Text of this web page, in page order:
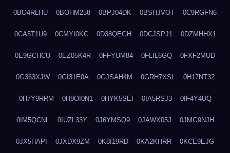
0BO4RLHU 0BOHM258 0BPJ04DK 0BSHJVOT 0C9RGFN6
0CA5T1U9 0CMYI0KC 0D38QEGH 0DCJSPJ1 0DZMHHX1
0E9GCHCU 0EZ05K4R 0FFYUM84 0FLIL6GQ 0FXF2MUD
0G363XJW 0GI31E0A 0GJSAH4M 0GRH7XSL 0H17NT32
0H7Y9RRM 0H9OI0N1 0HYK5SEI 0IA5RSJ3 0IF4Y4UQ
0IM5QCNL 0IUZL33Y 0J6YMSQ9 0JAWX05J 0JMG9NJH
0JX5HAPI 0JXDX9ZM 0K8I19RD 0KA2KHRR 0KCE9EJG